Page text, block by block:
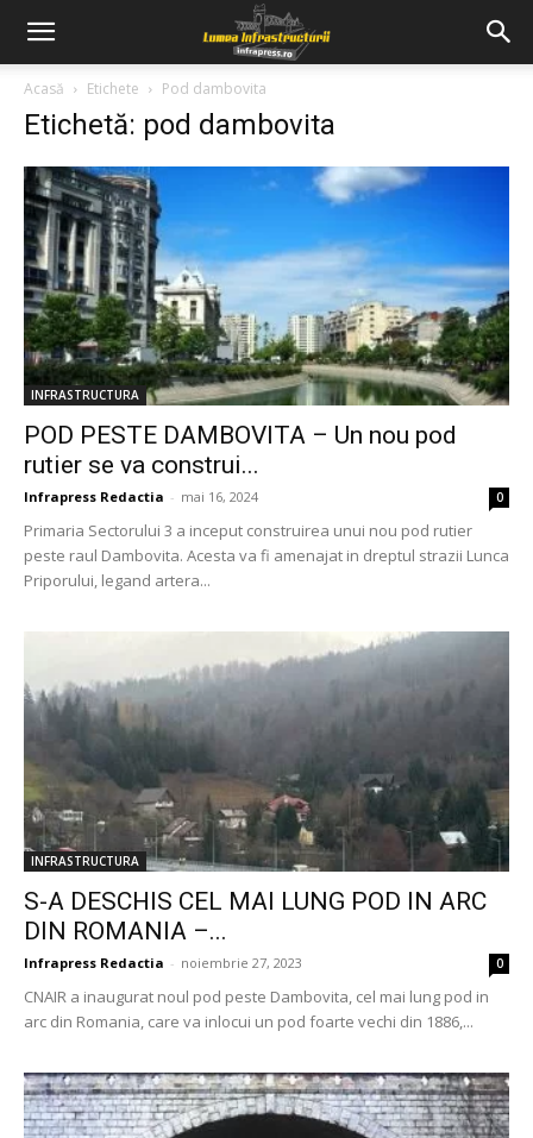
Acasă Etichete Pod dambovita
Etichetă: pod dambovita
INFRASTRUCTURA
POD PESTE DAMBOVITA – Un nou pod
rutier se va construi...
Infrapress Redactia - mai 16, 2024 0
Primaria Sectorului 3 a inceput construirea unui nou pod rutier
peste raul Dambovita. Acesta va fi amenajat in dreptul strazii Lunca
Priporului, legand artera...
INFRASTRUCTURA
S-A DESCHIS CEL MAI LUNG POD IN ARC
DIN ROMANIA –...
Infrapress Redactia - noiembrie 27, 2023 0
CNAIR a inaugurat noul pod peste Dambovita, cel mai lung pod in
arc din Romania, care va inlocui un pod foarte vechi din 1886,...